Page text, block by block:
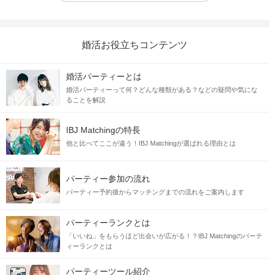
婚活お役立ちコンテンツ
婚活パーティーとは
婚活パーティーって何？どんな種類がある？などの疑問や気にな
ることを解説
IBJ Matchingの特長
他と比べてここが違う！IBJ Matchingが選ばれる理由とは
パーティー参加の流れ
パーティー予約後からマッチングまでの流れをご案内します
パーティーランクとは
「いいね」をもらうほど出会いが広がる！？IBJ Matchingのパーテ
ィーランクとは
パーティーツール紹介